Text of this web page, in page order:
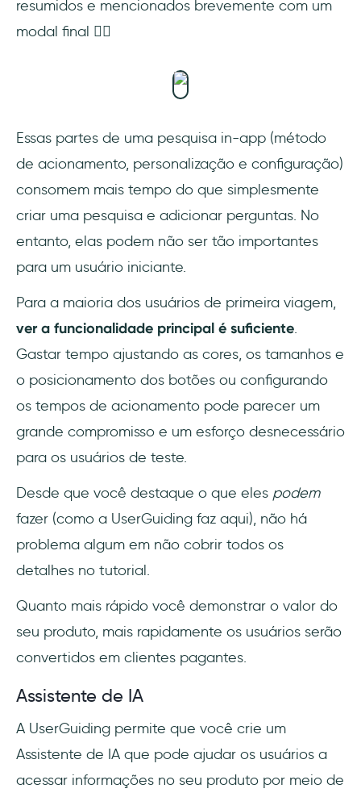
resumidos e mencionados brevemente com um
modal final 👇🏻
Essas partes de uma pesquisa in-app (método
de acionamento, personalização e configuração)
consomem mais tempo do que simplesmente
criar uma pesquisa e adicionar perguntas. No
entanto, elas podem não ser tão importantes
para um usuário iniciante.
Para a maioria dos usuários de primeira viagem,
ver a funcionalidade principal é suficiente.
Gastar tempo ajustando as cores, os tamanhos e
o posicionamento dos botões ou configurando
os tempos de acionamento pode parecer um
grande compromisso e um esforço desnecessário
para os usuários de teste.
Desde que você destaque o que eles podem
fazer (como a UserGuiding faz aqui), não há
problema algum em não cobrir todos os
detalhes no tutorial.
Quanto mais rápido você demonstrar o valor do
seu produto, mais rapidamente os usuários serão
convertidos em clientes pagantes.
Assistente de IA
A UserGuiding permite que você crie um
Assistente de IA que pode ajudar os usuários a
acessar informações no seu produto por meio de